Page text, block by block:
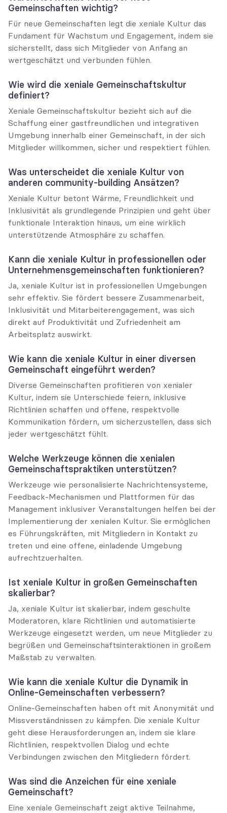
Gemeinschaften wichtig?
Für neue Gemeinschaften legt die xeniale Kultur das
Fundament für Wachstum und Engagement, indem sie
sicherstellt, dass sich Mitglieder von Anfang an
wertgeschätzt und verbunden fühlen.
Wie wird die xeniale Gemeinschaftskultur
definiert?
Xeniale Gemeinschaftskultur bezieht sich auf die
Schaffung einer gastfreundlichen und integrativen
Umgebung innerhalb einer Gemeinschaft, in der sich
Mitglieder willkommen, sicher und respektiert fühlen.
Was unterscheidet die xeniale Kultur von
anderen community-building Ansätzen?
Xeniale Kultur betont Wärme, Freundlichkeit und
Inklusivität als grundlegende Prinzipien und geht über
funktionale Interaktion hinaus, um eine wirklich
unterstützende Atmosphäre zu schaffen.
Kann die xeniale Kultur in professionellen oder
Unternehmensgemeinschaften funktionieren?
Ja, xeniale Kultur ist in professionellen Umgebungen
sehr effektiv. Sie fördert bessere Zusammenarbeit,
Inklusivität und Mitarbeiterengagement, was sich
direkt auf Produktivität und Zufriedenheit am
Arbeitsplatz auswirkt.
Wie kann die xeniale Kultur in einer diversen
Gemeinschaft eingeführt werden?
Diverse Gemeinschaften profitieren von xenialer
Kultur, indem sie Unterschiede feiern, inklusive
Richtlinien schaffen und offene, respektvolle
Kommunikation fördern, um sicherzustellen, dass sich
jeder wertgeschätzt fühlt.
Welche Werkzeuge können die xenialen
Gemeinschaftspraktiken unterstützen?
Werkzeuge wie personalisierte Nachrichtensysteme,
Feedback-Mechanismen und Plattformen für das
Management inklusiver Veranstaltungen helfen bei der
Implementierung der xenialen Kultur. Sie ermöglichen
es Führungskräften, mit Mitgliedern in Kontakt zu
treten und eine offene, einladende Umgebung
aufrechtzuerhalten.
Ist xeniale Kultur in großen Gemeinschaften
skalierbar?
Ja, xeniale Kultur ist skalierbar, indem geschulte
Moderatoren, klare Richtlinien und automatisierte
Werkzeuge eingesetzt werden, um neue Mitglieder zu
begrüßen und Gemeinschaftsinteraktionen in großem
Maßstab zu verwalten.
Wie kann die xeniale Kultur die Dynamik in
Online-Gemeinschaften verbessern?
Online-Gemeinschaften haben oft mit Anonymität und
Missverständnissen zu kämpfen. Die xeniale Kultur
geht diese Herausforderungen an, indem sie klare
Richtlinien, respektvollen Dialog und echte
Verbindungen zwischen den Mitgliedern fördert.
Was sind die Anzeichen für eine xeniale
Gemeinschaft?
Eine xeniale Gemeinschaft zeigt aktive Teilnahme,